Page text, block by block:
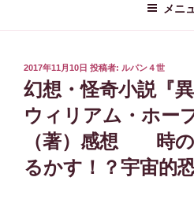
ス
メニ
投
稿
日:
2017年11月10日 投稿者: ルパン４世
幻想・怪奇小説『
ウィリアム・ホー
（著）感想 時の
るかす！？宇宙的